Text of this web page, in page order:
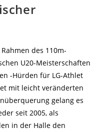
des 110m-
U20-Meisterschaften
-Hürden für LG-Athlet
mit leicht veränderten
gelang es
seit 2005, als
in der Halle den